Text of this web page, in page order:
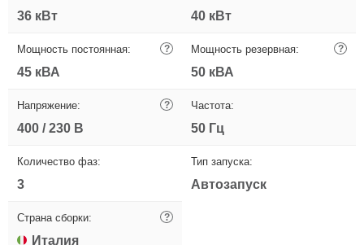
36 кВт 40 кВт
Мощность постоянная: ?
45 кВА
Мощность резервная: ?
50 кВА
Напряжение: ?
400 / 230 В
Частота:
50 Гц
Количество фаз:
3
Тип запуска:
Автозапуск
Страна сборки: ?
Италия